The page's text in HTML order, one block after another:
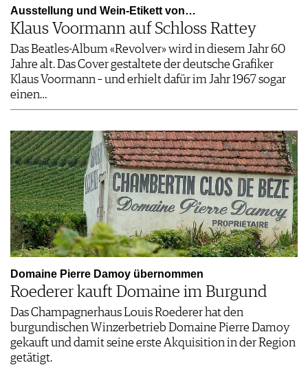
Ausstellung und Wein-Etikett von…
Klaus Voormann auf Schloss Rattey
Das Beatles-Album «Revolver» wird in diesem Jahr 60
Jahre alt. Das Cover gestaltete der deutsche Grafiker
Klaus Voormann – und erhielt dafür im Jahr 1967 sogar
einen…
Domaine Pierre Damoy übernommen
Roederer kauft Domaine im Burgund
Das Champagnerhaus Louis Roederer hat den
burgundischen Winzerbetrieb Domaine Pierre Damoy
gekauft und damit seine erste Akquisition in der Region
getätigt.